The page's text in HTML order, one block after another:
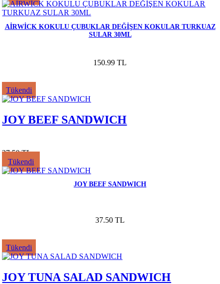
AİRWİCK KOKULU ÇUBUKLAR DEĞİŞEN KOKULAR TURKUAZ
SULAR 30ML
150.99 TL
Tükendi
JOY BEEF SANDWICH
37.50 TL
Tükendi
JOY BEEF SANDWICH
37.50 TL
Tükendi
JOY TUNA SALAD SANDWICH